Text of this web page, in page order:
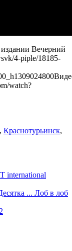
издании Вечерний
4-piple/18185-
watch?
, Краснотурьинск,
international
... Лоб в лоб